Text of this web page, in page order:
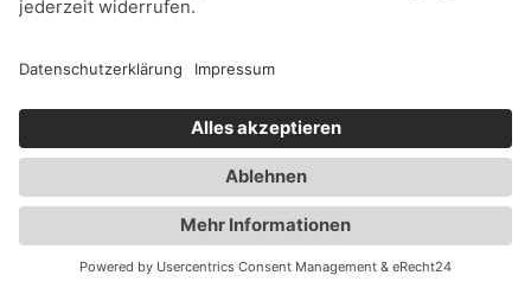
Login
©2026Kindergarten St. Ingeborg.
Maßgeschneidert von derGestaltungsbude GmbH